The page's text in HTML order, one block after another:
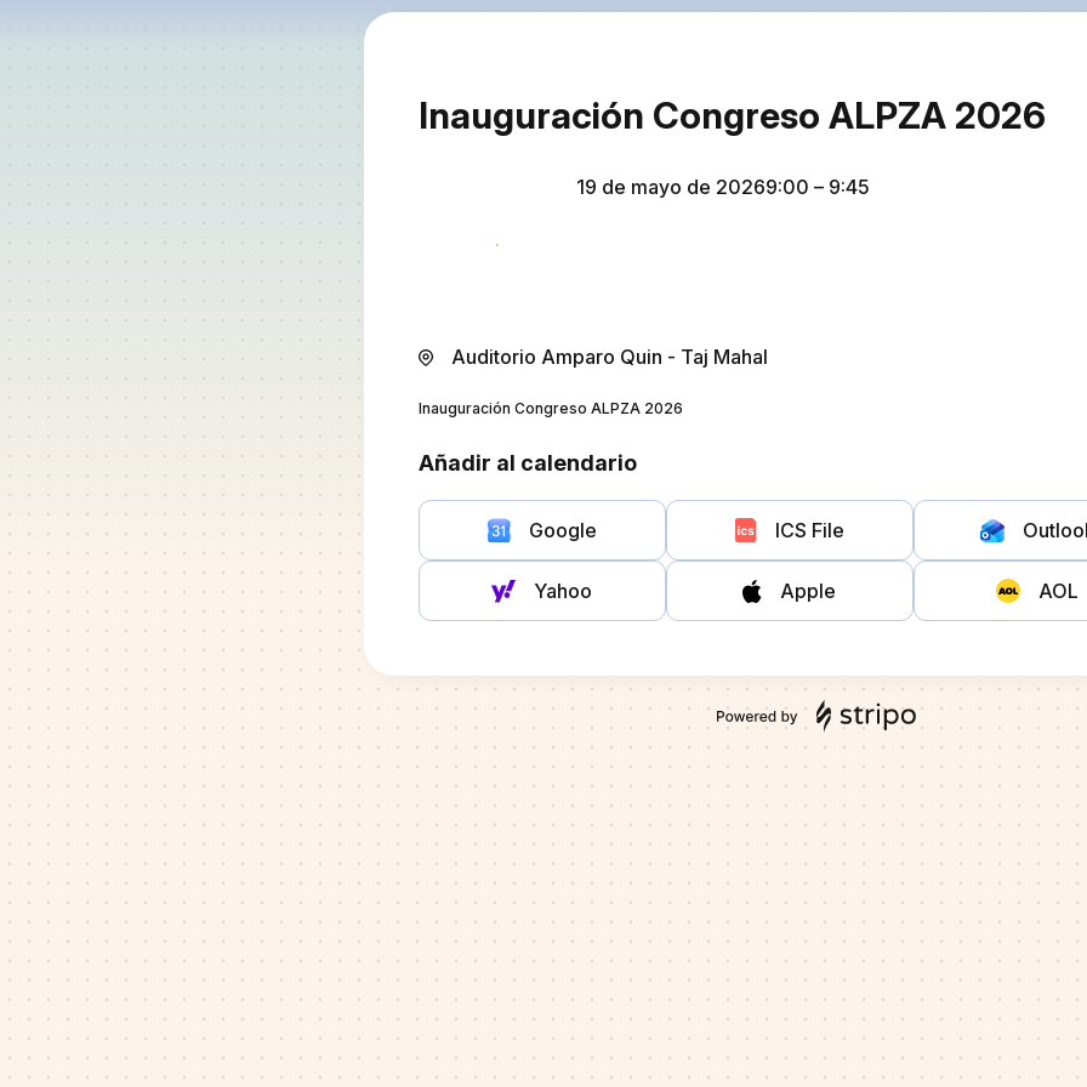
Inauguración Congreso ALPZA 2026
19 de mayo de 20269:00 – 9:45
Auditorio Amparo Quin - Taj Mahal
Inauguración Congreso ALPZA 2026
Añadir al calendario
Google ICS File
Yahoo Apple AOL